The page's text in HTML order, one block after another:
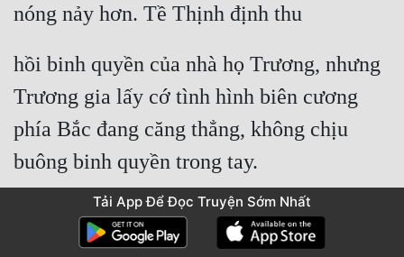
nóng nảy hơn. Tề Thịnh định thu
hồi binh quyền của nhà họ Trương, nhưng
Trương gia lấy cớ tình hình biên cương
phía Bắc đang căng thẳng, không chịu
buông binh quyền trong tay.
Đồng thời, các bộ lạc ở Vân Nam vốn rất
thần phục Nam Hạ cũng bắt đầu
Tải App Để Đọc Truyện Sớm Nhất